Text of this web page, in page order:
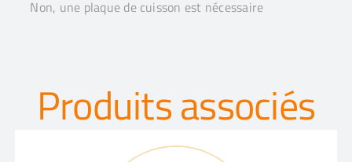
Non, une plaque de cuisson est nécessaire
Produits associés